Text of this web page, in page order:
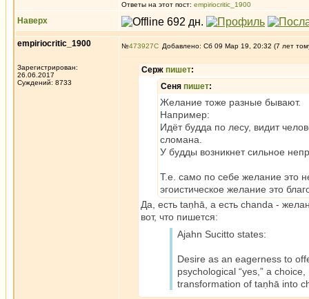
Ответы на этот пост: empiriocritic_1900
Наверх
empiriocritic_1900
Зарегистрирован:
26.06.2017
Суждений: 8733
№473927 Добавлено: Сб 09 Мар 19, 20:32 (7 лет
Серж пишет:
Сеня пишет:
Желание тоже разные бывают.
Например:
Идёт будда по лесу, видит
сломана.
У будды возникнет сильное
Т.е. само по себе желание это
эгоистическое желание это
Да, есть taṇhā, а есть chanda -
вот, что пишется:
Ajahn Sucitto states:
Desire as an eagerness to
psychological “yes,” a
transformation of taṇhā into